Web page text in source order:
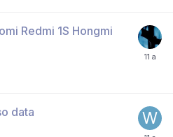
Redmi 1S Hongmi
data